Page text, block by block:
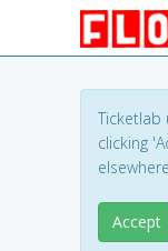
Ticketlab
clicking
Accept